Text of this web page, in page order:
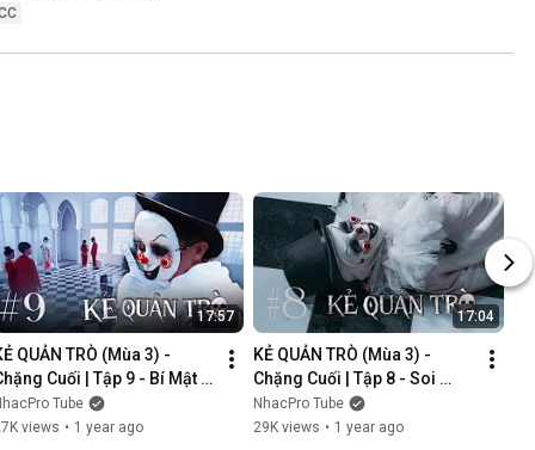
17:57
QUẢN TRÒ (Mùa 3) -
Cuối | Tập 9 - Bí Mật
| GAME CUNG HOÀNG
|| Web Drama 2025
Tube
views • 1 year ago
17:04
KẺ QUẢN TRÒ (Mùa 3) -
Chặng Cuối | Tập 8 - Soi
Cung | GAME CUNG HOÀNG
ĐẠO || Web Drama 2025
NhacPro Tube
29K views • 1 year ago